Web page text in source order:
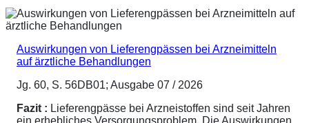
Auswirkungen von Lieferengpässen bei Arzneimitteln
auf ärztliche Behandlungen
Jg. 60, S. 56DB01; Ausgabe 07 / 2026
Fazit : Lieferengpässe bei Arzneistoffen sind seit Jahren
ein erhebliches Versorgungsproblem. Die Auswirkungen